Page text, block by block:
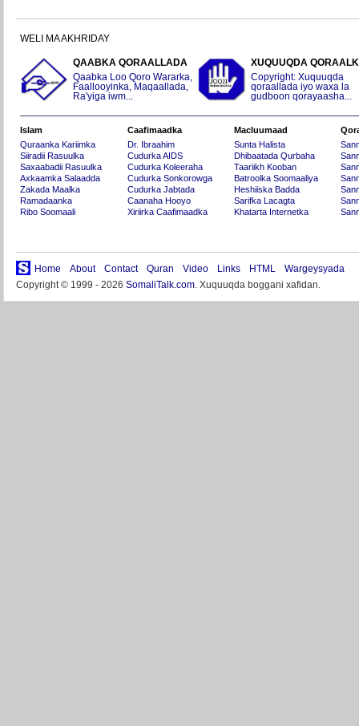
WELI MA AKHRIDAY
QAABKA QORAALLADA
Qaabka Loo Qoro Wararka,
Faallooyinka, Maqaallada,
Ra'yiga iwm...
XUQUUQDA
Copyright: Xuquuqda
qoraallada iyo waxa la
gudboon qorayaasha...
Islam
Quraanka Kariimka
Siiradii Rasuulka
Saxaabadii Rasuulka
Axkaamka Salaadda
Zakada Maalka
Ramadaanka
Ribo Soomaali
Caafimaadka
Dr. Ibraahim
Cudurka AIDS
Cudurka Koleeraha
Cudurka Sonkorowga
Cudurka Jabtada
Caanaha Hooyo
Xiriirka Caafimaadka
Macluumaad
Sunta Halista
Dhibaatada Qurbaha
Taariikh Kooban
Batroolka Soomaaliya
Heshiiska Badda
Sarifka Lacagta
Khatarta Internetka
Home About Contact Quran Video Links HTML
Wargeysyada
Copyright © 1999 - 2026 SomaliTalk.com. Xuquuqda boggani xafidan.